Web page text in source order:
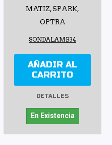
MATIZ, SPARK,
OPTRA
SONDALAMB34
AÑADIR AL
CARRITO
DETALLES
En Existencia